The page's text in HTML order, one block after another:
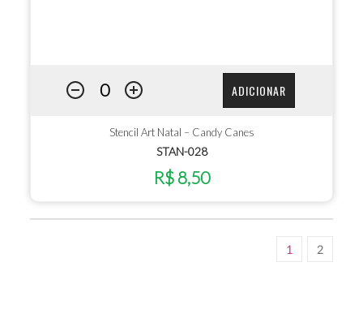
ADICIONAR
Stencil Art Natal – Candy Canes
STAN-028
R$ 8,50
1 2